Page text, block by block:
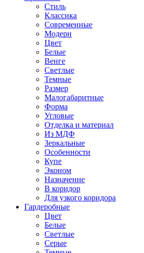
Стиль
Классика
Современные
Модерн
Цвет
Белые
Венге
Светлые
Темные
Размер
Малогабаритные
Форма
Угловые
Отделка и материал
Из МДФ
Зеркальные
Особенности
Купе
Эконом
Назначение
В коридор
Для узкого коридора
Гардеробные
Цвет
Белые
Светлые
Серые